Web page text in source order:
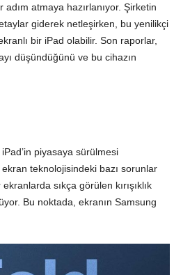
atmaya hazırlanıyor. Şirketin
giderek netleşirken, bu yenilikçi
bir iPad olabilir. Son raporlar,
düşündüğünü ve bu cihazın
piyasaya sürülmesi
ekran teknolojisindeki bazı sorunlar
sıkça görülen kırışıklık
Bu noktada, ekranın Samsung